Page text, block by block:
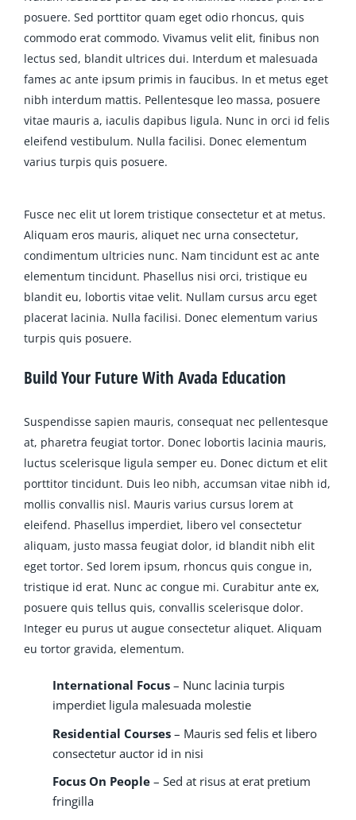
posuere. Sed porttitor quam eget odio rhoncus, quis
commodo erat commodo. Vivamus velit elit, finibus non
lectus sed, blandit ultrices dui. Interdum et malesuada
fames ac ante ipsum primis in faucibus. In et metus eget
nibh interdum mattis. Pellentesque leo massa, posuere
vitae mauris a, iaculis dapibus ligula. Nunc in orci id felis
eleifend vestibulum. Nulla facilisi. Donec elementum
varius turpis quis posuere.
Fusce nec elit ut lorem tristique consectetur et at metus.
Aliquam eros mauris, aliquet nec urna consectetur,
condimentum ultricies nunc. Nam tincidunt est ac ante
elementum tincidunt. Phasellus nisi orci, tristique eu
blandit eu, lobortis vitae velit. Nullam cursus arcu eget
placerat lacinia. Nulla facilisi. Donec elementum varius
turpis quis posuere.
Build Your Future With Avada Education
Suspendisse sapien mauris, consequat nec pellentesque
at, pharetra feugiat tortor. Donec lobortis lacinia mauris,
luctus scelerisque ligula semper eu. Donec dictum et elit
porttitor tincidunt. Duis leo nibh, accumsan vitae nibh id,
mollis convallis nisl. Mauris varius cursus lorem at
eleifend. Phasellus imperdiet, libero vel consectetur
aliquam, justo massa feugiat dolor, id blandit nibh elit
eget tortor. Sed lorem ipsum, rhoncus quis congue in,
tristique id erat. Nunc ac congue mi. Curabitur ante ex,
posuere quis tellus quis, convallis scelerisque dolor.
Integer eu purus ut augue consectetur aliquet. Aliquam
eu tortor gravida, elementum.
International Focus – Nunc lacinia turpis
imperdiet ligula malesuada molestie
Residential Courses – Mauris sed felis et libero
consectetur auctor id in nisi
Focus On People – Sed at risus at erat pretium
fringilla